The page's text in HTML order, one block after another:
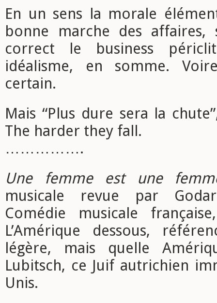
En un sens la morale
bonne marche des affaires,
correct le business
idéalisme, en somme.
certain.
Mais “Plus dure sera la
The harder they fall.
…………….
Une femme est une
musicale revue par
Comédie musicale
L’Amérique dessous,
légère, mais quelle
Lubitsch, ce Juif autrichien
Unis.